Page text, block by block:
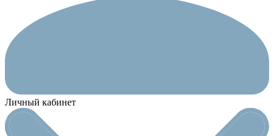
Личный кабинет